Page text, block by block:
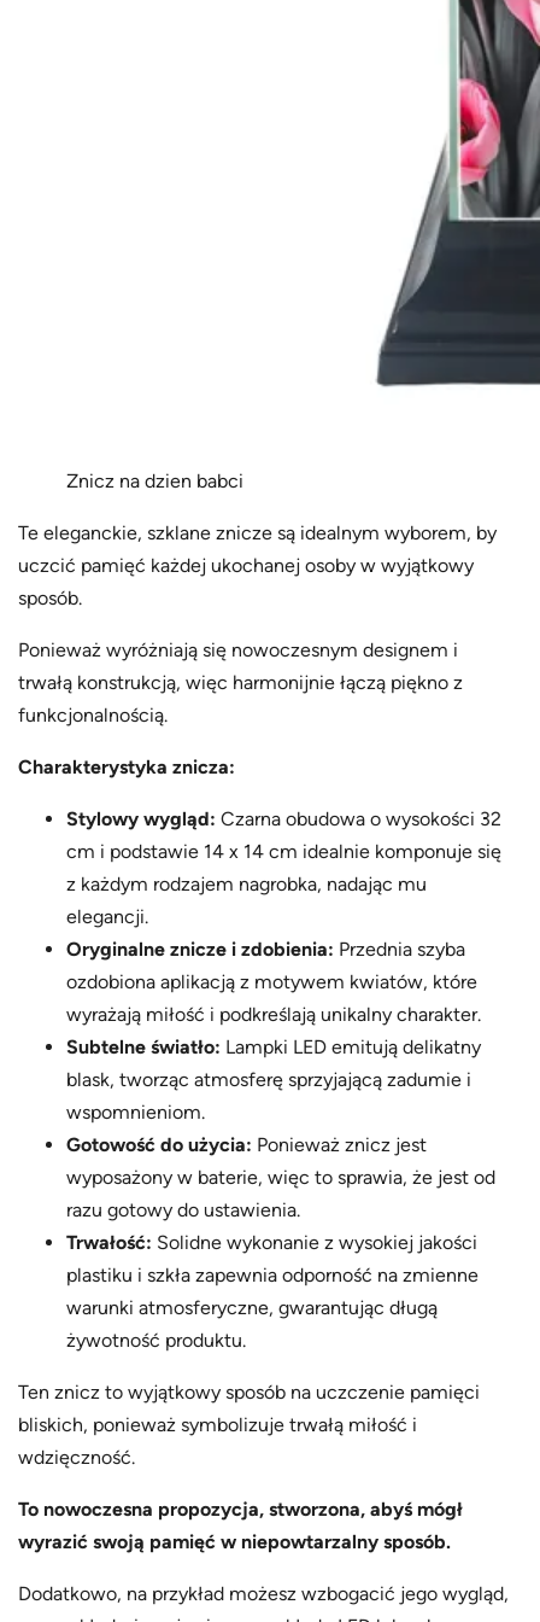
Znicz na dzien babci
Te eleganckie, szklane znicze są idealnym wyborem, by
uczcić pamięć każdej ukochanej osoby w wyjątkowy
sposób.
Ponieważ wyróżniają się nowoczesnym designem i
trwałą konstrukcją, więc harmonijnie łączą piękno z
funkcjonalnością.
Charakterystyka znicza:
Stylowy wygląd: Czarna obudowa o wysokości 32
cm i podstawie 14 x 14 cm idealnie komponuje się
z każdym rodzajem nagrobka, nadając mu
elegancji.
Oryginalne znicze i zdobienia: Przednia szyba
ozdobiona aplikacją z motywem kwiatów, które
wyrażają miłość i podkreślają unikalny charakter.
Subtelne światło: Lampki LED emitują delikatny
blask, tworząc atmosferę sprzyjającą zadumie i
wspomnieniom.
Gotowość do użycia: Ponieważ znicz jest
wyposażony w baterie, więc to sprawia, że jest od
razu gotowy do ustawienia.
Trwałość: Solidne wykonanie z wysokiej jakości
plastiku i szkła zapewnia odporność na zmienne
warunki atmosferyczne, gwarantując długą
żywotność produktu.
Ten znicz to wyjątkowy sposób na uczczenie pamięci
bliskich, ponieważ symbolizuje trwałą miłość i
wdzięczność.
To nowoczesna propozycja, stworzona, abyś mógł
wyrazić swoją pamięć w niepowtarzalny sposób.
Dodatkowo, na przykład możesz wzbogacić jego wygląd,